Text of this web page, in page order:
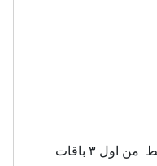
و الاستلام بعد التحويل بساعه بالظبط من اول ٣ باقات